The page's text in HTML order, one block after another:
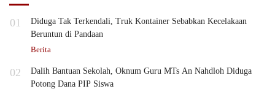
01
Diduga Tak Terkendali, Truk Kontainer Sebabkan Kecelakaan
Beruntun di Pandaan
Berita
02
Dalih Bantuan Sekolah, Oknum Guru MTs An Nahdloh Diduga
Potong Dana PIP Siswa